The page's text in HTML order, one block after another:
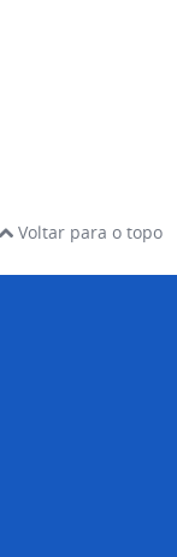
Voltar para o topo